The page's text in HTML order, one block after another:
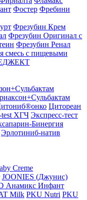
Фостер Фребини
Фрезубин Крем
Фрезубин Оригинал с
Фрезубин Ренал
смесь с пищевыми
Цитореан
test ХГЧ Экспресс-тест
Бинергия
Эрлотиниб-натив
Creme
JOONIES (Джунис)
Анамикс Инфант
Milk PKU Nutri PKU